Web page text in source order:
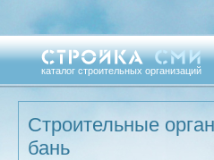
каталог строительных организаций
Строительные
бань